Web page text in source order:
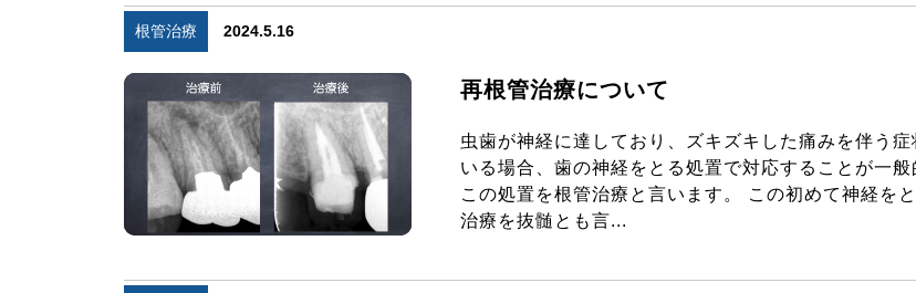
根管治療 2024.5.16
再根管治療について
虫歯が神経に達しており、ズキズキした痛みを伴う症
いる場合、歯の神経をとる処置で対応することが一般
この処置を根管治療と言います。 この初めて神経を
治療を抜髄とも言...